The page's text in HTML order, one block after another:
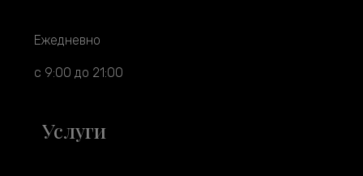
Ежедневно
с 9:00 до 21:00
Услуги